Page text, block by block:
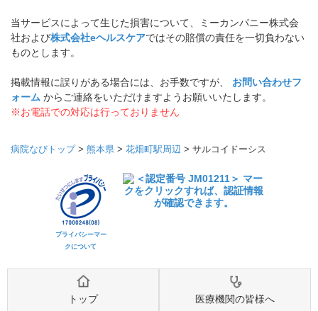
当サービスによって生じた損害について、ミーカンパニー株式会
社および株式会社eヘルスケアではその賠償の責任を一切負わない
ものとします。
掲載情報に誤りがある場合には、お手数ですが、 お問い合わせフ
ォーム からご連絡をいただけますようお願いいたします。
※お電話での対応は行っておりません
病院なびトップ> 熊本県 > 花畑町駅周辺 > サルコイドーシス
プライバシーマー
クについて
トップ 医療機関の皆様へ